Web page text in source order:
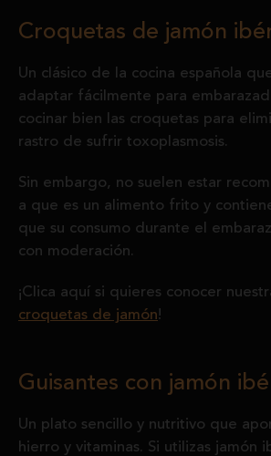
Croquetas de jamón
Un clásico de la cocina española
adaptar fácilmente para
cocinar bien las croquetas para
rastro de sufrir toxoplasmosis.
Sin embargo, no suelen estar
a que es un alimento frito y
que su consumo durante el
con moderación.
¡Clica aquí si quieres conocer
croquetas de jamón!
Guisantes con jamón
Un plato sencillo y nutritivo que
hierro y vitaminas. Si utilizas jamón